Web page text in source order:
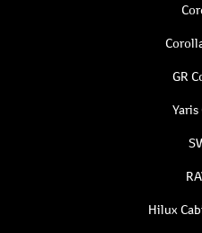
GR
Yaris
Hilux